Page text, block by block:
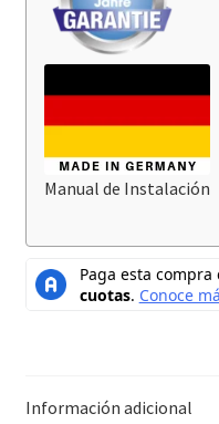
Manual de Instalación
Información adicional